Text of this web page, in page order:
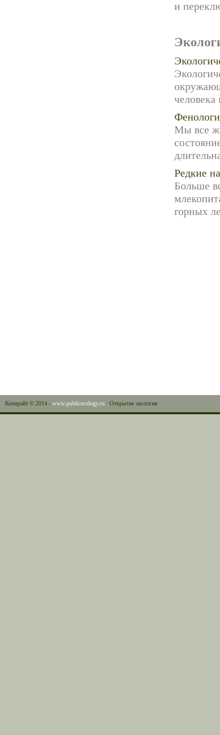
и
Мы все
Редкие
Больше
горных
Копирайт © 2014 - www.publicecology.ru · Открытая экология